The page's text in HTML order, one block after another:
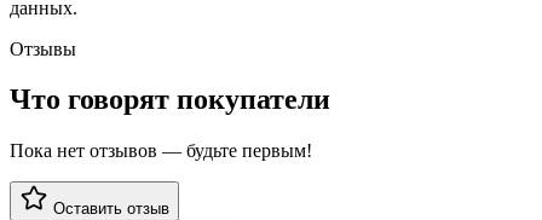
данных.
Отзывы
Что говорят покупатели
Пока нет отзывов — будьте первым!
Оставить отзыв